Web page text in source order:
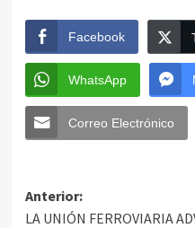
Facebook
WhatsApp
Correo Electrónico
Anterior:
LA UNIÓN FERROVIARIA